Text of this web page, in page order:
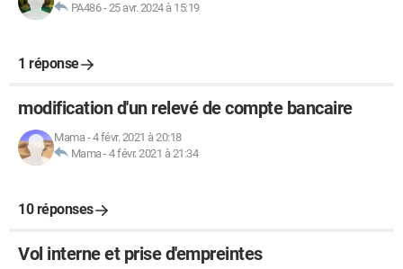
PA486-25 avr. 2024 à 15:19
1 réponse
modification d'un relevé de compte bancaire
Mama-4 févr. 2021 à 20:18
Mama-4 févr. 2021 à 21:34
10 réponses
Vol interne et prise d'empreintes